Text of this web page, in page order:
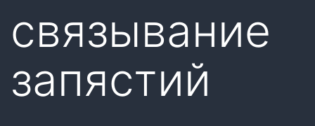
связывание
запястий